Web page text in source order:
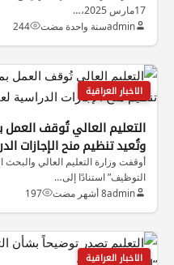
17مارس 2025،…
adminسنة واحدة مضت 244
الاخبار العراقية
التعليم العالي تُوقف العمل
وتُعيد تنظيم منح الإجازات
أوقفت وزارة التعليم العالي والبحث
التوظيف” استنادًا إلى…
admin8 أشهر مضت 197
الاخبار العراقية